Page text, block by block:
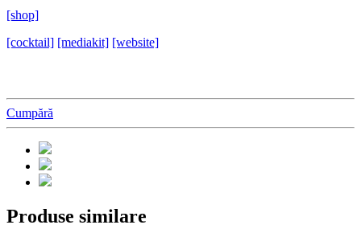
[shop]
[cocktail] [mediakit] [website]
Cumpără
Produse similare